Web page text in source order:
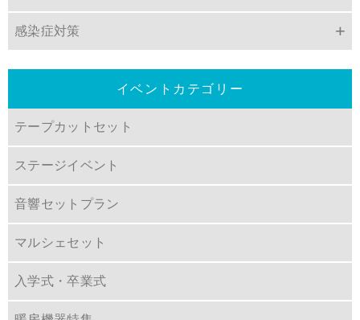
感染症対策
イベントカテゴリー
テープカットセット
ステージイベント
音響セットプラン
マルシェセット
入学式・卒業式